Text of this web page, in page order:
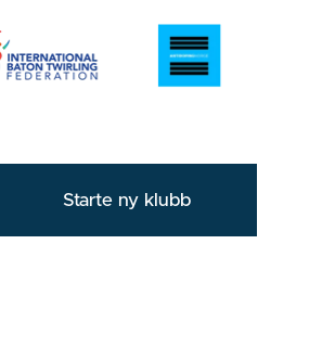
Starte ny klubb